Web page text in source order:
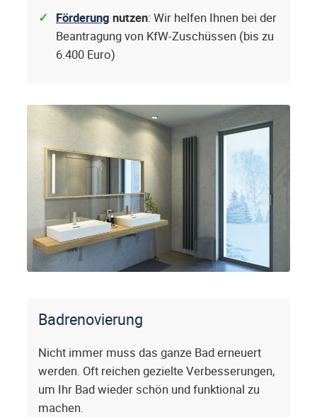
Förderung nutzen: Wir helfen Ihnen bei der
Beantragung von KfW-Zuschüssen (bis zu
6.400 Euro)
Badrenovierung
Nicht immer muss das ganze Bad erneuert
werden. Oft reichen gezielte Verbesserungen,
um Ihr Bad wieder schön und funktional zu
machen.